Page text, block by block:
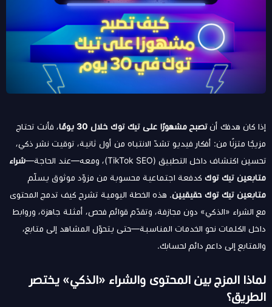
إذا كان هدفك أنتصبح مشهورًا على تيك توك خلال 30 يومًا
، فأنت تحتاج
مزيجًا متزنًا من: أفكار فيديو تشدّ الانتباه من أول ثانية، توقيت نشر ذكي،
تحسين اكتشاف داخل التطبيق (TikTok SEO)، ومعه—عند الحاجة—
شراء
متابعين تيك توك كدفعة اجتماعية محسوبة من مزوّد موثوق يسلّم
متابعين تيك توك حقيقيين. هذه الخطة اليومية تشرح كيف تدمج المحتوى
مع الشراء «الذكي» دون مجازفة، وتقدّم قوائم فحص، أمثلة جاهزة، وروابط
داخل الكلمات نحو الخدمات المناسبة—حتى يتحوّل المشاهد إلى متابع،
والمتابع إلى داعم دائم لحسابك.
لماذا المزج بين المحتوى والشراء «الذكي» يختصر
الطريق؟